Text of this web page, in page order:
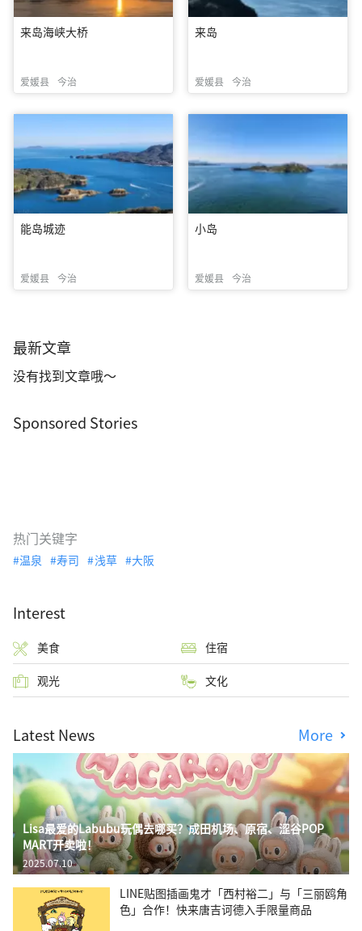
来岛海峡大桥
爱媛县 今治
来岛
爱媛县 今治
能岛城迹
爱媛县 今治
小岛
爱媛县 今治
最新文章
没有找到文章哦～
Sponsored Stories
热门关键字
温泉 寿司 浅草 大阪
Interest
美食 住宿
观光 文化
Latest News More
Lisa最爱的Labubu玩偶去哪买？成田机场、原宿、涩谷POP
MART开卖啦！
2025.07.10
LINE贴图插画鬼才「西村裕二」与「三丽鸥角
色」合作！快来唐吉诃德入手限量商品